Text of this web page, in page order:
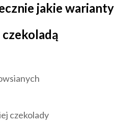
jakie
czekoladą
czekolady